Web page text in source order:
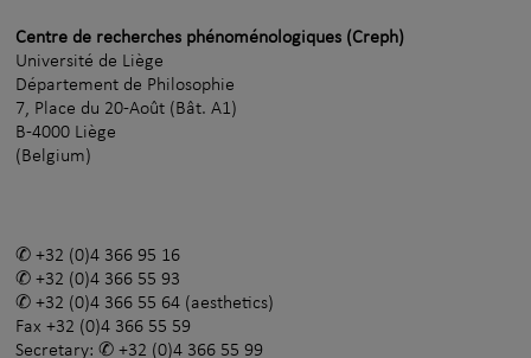
Centre de recherches phénoménologiques (Creph)
Université de Liège
Département de Philosophie
7, Place du 20-Août (Bât. A1)
B-4000 Liège
(Belgium)
+32 (0)4 366 95 16
+32 (0)4 366 55 93
+32 (0)4 366 55 64 (aesthetics)
Fax +32 (0)4 366 55 59
Secretary:
+32 (0)4 366 55 99